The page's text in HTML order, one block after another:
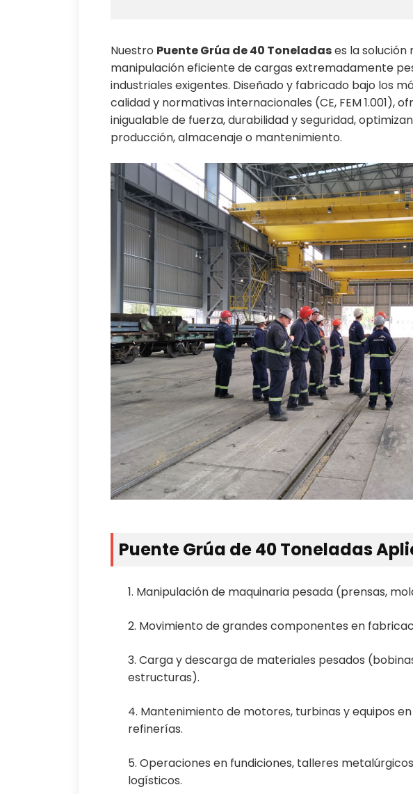
Nuestro Puente Grúa de 40 Toneladases la
manipulación eficiente de cargas extremadamente
industriales exigentes. Diseñado y fabricado bajo los
calidad y normativas internacionales (CE, FEM 1.001),
inigualable de fuerza, durabilidad y seguridad,
producción, almacenaje o mantenimiento.
Puente Grúa de 40 Toneladas
1. Manipulación de maquinaria pesada (prensas,
2. Movimiento de grandes componentes en
3. Carga y descarga de materiales pesados
estructuras).
4. Mantenimiento de motores, turbinas y equipos
refinerías.
5. Operaciones en fundiciones, talleres
logísticos.